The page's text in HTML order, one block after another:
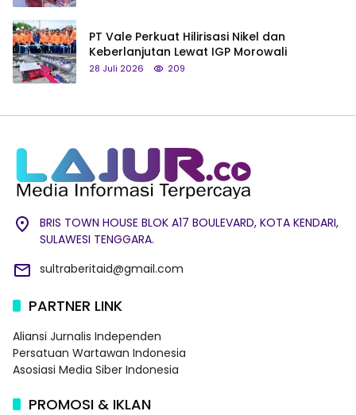
PT Vale Perkuat Hilirisasi Nikel dan
Keberlanjutan Lewat IGP Morowali
28 Juli 2026 209
BRIS TOWN HOUSE BLOK A17 BOULEVARD, KOTA KENDARI,
SULAWESI TENGGARA.
sultraberitaid@gmail.com
PARTNER LINK
Aliansi Jurnalis Independen
Persatuan Wartawan Indonesia
Asosiasi Media Siber Indonesia
PROMOSI & IKLAN